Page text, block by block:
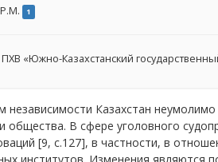
1
«Южно-Казахстанский
независимости Казахстан
общества. В сфере уголовного
[9, с.127], в частности, в